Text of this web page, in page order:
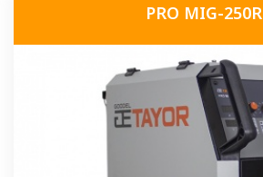
PRO MIG-250R